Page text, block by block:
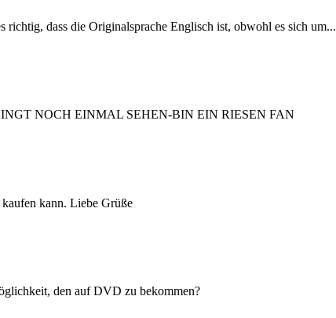
richtig, dass die Originalsprache Englisch ist, obwohl es sich um...
NOCH EINMAL SEHEN-BIN EIN RIESEN FAN
kann. Liebe Grüße
den auf DVD zu bekommen?